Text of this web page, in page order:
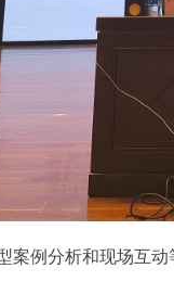
案例分析和现场互